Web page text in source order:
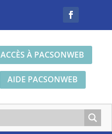
ACCÈS À PACSONWEB
AIDE PACSONWEB